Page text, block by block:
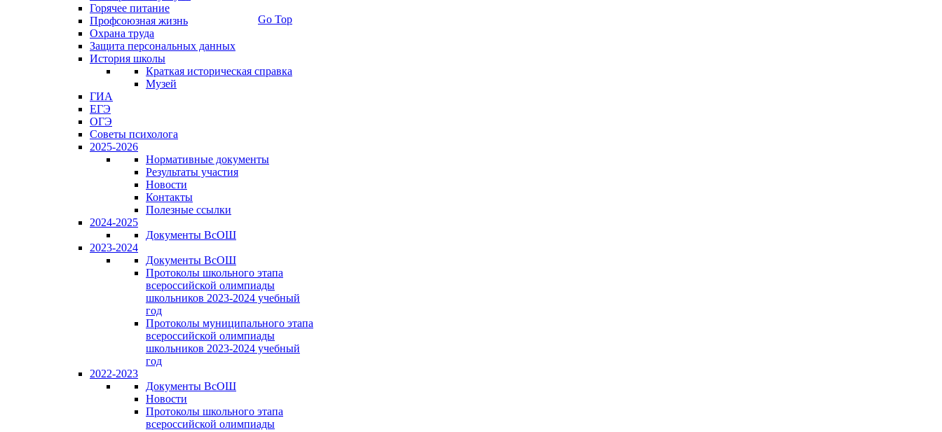
Горячее питание
Профсоюзная жизнь
Охрана труда
Защита персональных данных
История школы
Краткая историческая справка
Музей
ГИА
ЕГЭ
ОГЭ
Советы психолога
2025-2026
Нормативные документы
Результаты участия
Новости
Контакты
Полезные ссылки
2024-2025
Документы ВсОШ
2023-2024
Документы ВсОШ
Протоколы школьного этапа
всероссийской олимпиады
школьников 2023-2024 учебный
год
Протоколы муниципального этапа
всероссийской олимпиады
школьников 2023-2024 учебный
год
2022-2023
Документы ВсОШ
Новости
Протоколы школьного этапа
всероссийской олимпиады
Go Top